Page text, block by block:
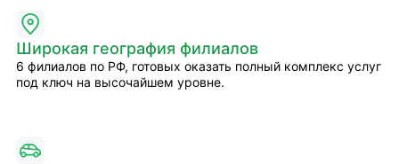
Широкая география филиалов
6 филиалов по РФ, готовых оказать полный комплекс услуг
под ключ на высочайшем уровне.